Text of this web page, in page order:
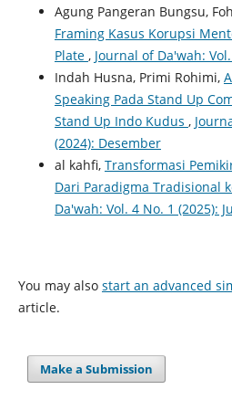
Agung Pangeran Bungsu,
Framing Kasus Korupsi
Plate , Journal of Da'wah:
Indah Husna, Primi Rohimi,
Speaking Pada Stand Up
Stand Up Indo Kudus ,
(2024): Desember
al kahfi, Transformasi
Dari Paradigma Tradisional
Da'wah: Vol. 4 No. 1 (2025):
You may also start an advanced
article.
Make a Submission